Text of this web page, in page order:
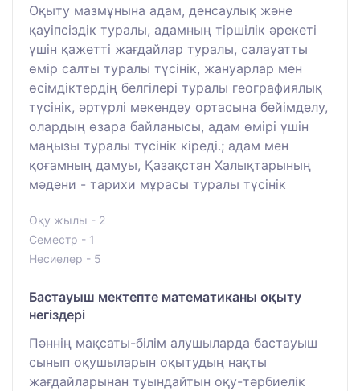
Оқыту мазмұнына адам, денсаулық және
қауіпсіздік туралы, адамның тіршілік әрекеті
үшін қажетті жағдайлар туралы, салауатты
өмір салты туралы түсінік, жануарлар мен
өсімдіктердің белгілері туралы географиялық
түсінік, әртүрлі мекендеу ортасына бейімделу,
олардың өзара байланысы, адам өмірі үшін
маңызы туралы түсінік кіреді.; адам мен
қоғамның дамуы, Қазақстан Халықтарының
мәдени - тарихи мұрасы туралы түсінік
Оқу жылы - 2
Семестр - 1
Несиелер - 5
Бастауыш мектепте математиканы оқыту
негіздері
Пәннің мақсаты-білім алушыларда бастауыш
сынып оқушыларын оқытудың нақты
жағдайларынан туындайтын оқу-тәрбиелік